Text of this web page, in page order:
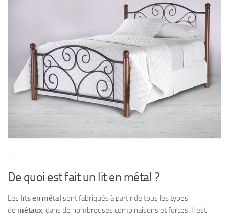
De quoi est fait un lit en métal ?
Les lits en métal sont fabriqués à partir de tous les types
de métaux, dans de nombreuses combinaisons et forces. Il est